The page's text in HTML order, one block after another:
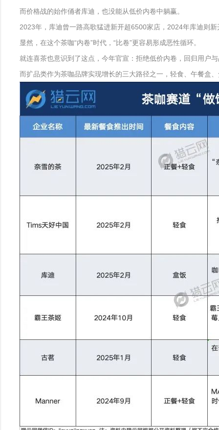
而价格战的始作俑者库迪，也没能从低价内卷中躺赢。
2023年，库迪曾一路高歌猛进新开超6500家店，2024年库迪则
显然，在这个茶咖“内卷”时代，“比卷”更容易形成恶性循环。
就连喜茶也意识到了这点，今年官宣：拒绝低价内卷，回归用户
而扩品类作为茶咖品牌实现增长的三大路径之一，轻食、午餐盒